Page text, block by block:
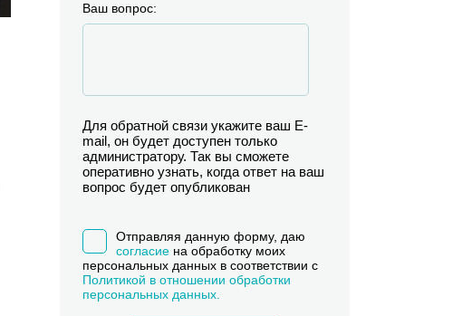
Ваш вопрос:
Для обратной связи укажите ваш E-
mail, он будет доступен только
администратору. Так вы сможете
оперативно узнать, когда ответ на ваш
вопрос будет опубликован
Отправляя данную форму, даю
согласиена обработку моих
персональных данных в соответствии с
Политикой в отношении обработки
персональных данных.